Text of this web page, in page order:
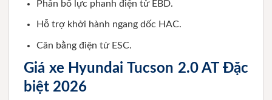
Phân bổ lực phanh điện tử EBD.
Hỗ trợ khởi hành ngang dốc HAC.
Cân bằng điện tử ESC.
Giá xe Hyundai Tucson 2.0 AT Đặc
biệt 2026